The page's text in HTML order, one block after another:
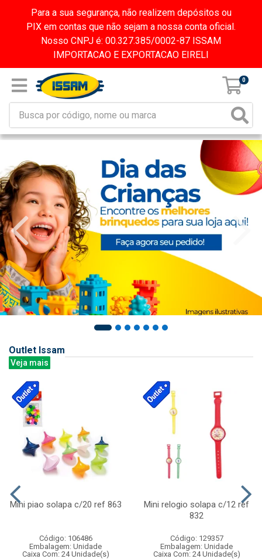
Para a sua segurança, não realizem depósitos ou
PIX em contas que não sejam a nossa conta oficial.
Nosso CNPJ é: 00.327.385/0002-87 ISSAM
IMPORTACAO E EXPORTACAO EIRELI
0
Outlet Issam
Veja mais
Mini piao solapa c/20 ref 863
Código: 106486
Embalagem: Unidade
Caixa Com: 24 Unidade(s)
Mini relogio solapa c/12 ref
832
Código: 129357
Embalagem: Unidade
Caixa Com: 24 Unidade(s)